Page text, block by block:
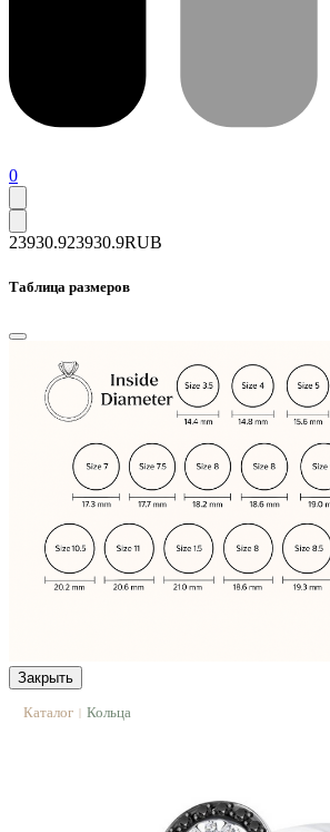
0
23930.923930.9RUB
Таблица размеров
Закрыть
Каталог | Кольца